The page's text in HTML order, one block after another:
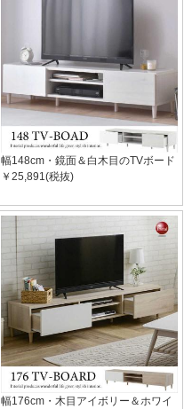
幅148cm・鏡面＆白木目のTVボード
￥25,891(税抜)
幅176cm・木目アイボリー＆ホワイ